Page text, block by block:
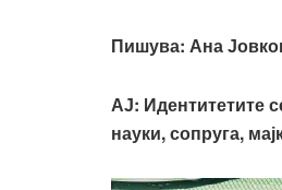
Пишува: Ана
АЈ: Идентитетите
науки, сопруга,